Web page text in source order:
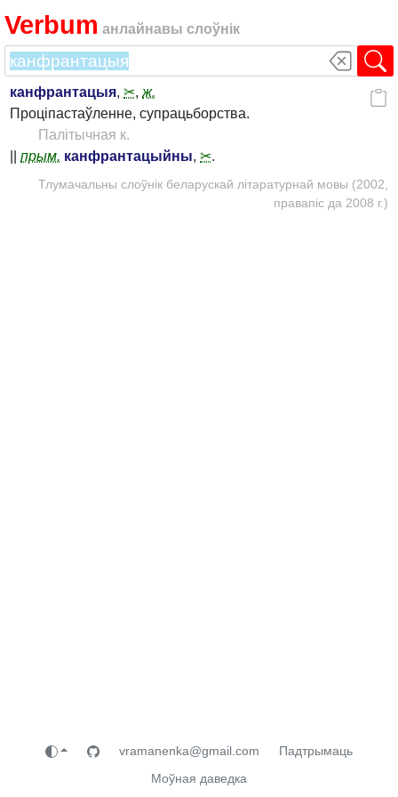
Verbum анлайнавы слоўнік
канфрантацыя, ✂, ж.
Проціпастаўленне, супрацьборства.
Палітычная к.
прым. канфрантацыйны, ✂.
Тлумачальны слоўнік беларускай літаратурнай мовы (2002,
правапіс да 2008 г.)
vramanenka@gmail.com
Падтрымаць
Моўная даведка